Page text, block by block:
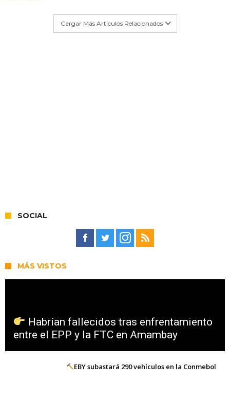
Cargar Más Artículos Relacionados
SOCIAL
MÁS VISTOS
Habrían fallecidos tras enfrentamiento
entre el EPP y la FTC en Amambay
EBY subastará 290 vehículos en la Conmebol